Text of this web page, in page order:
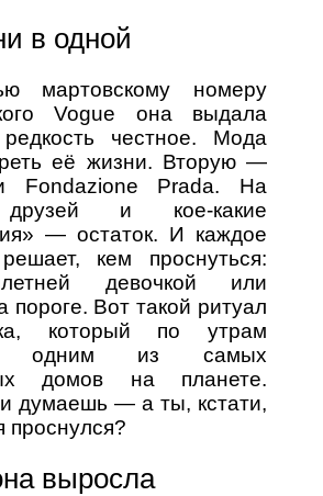
в одной
мартовскому номеру
Vogue она выдала
честное. Мода
её жизни. Вторую —
Fondazione Prada. На
и кое-какие
— остаток. И каждое
кем проснуться:
девочкой или
пороге. Вот такой ритуал
который по утрам
одним из самых
домов на планете.
думаешь — а ты, кстати,
проснулся?
выросла